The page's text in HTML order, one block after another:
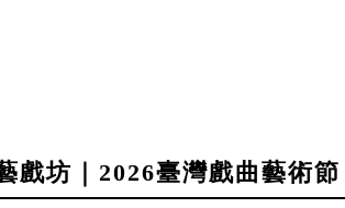
戲坊｜2026臺灣戲曲藝術節